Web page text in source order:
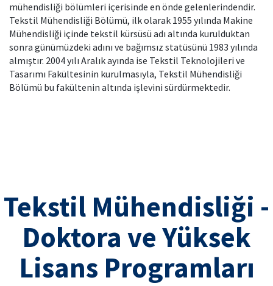
mühendisliği bölümleri içerisinde en önde gelenlerindendir.
Tekstil Mühendisliği Bölümü, ilk olarak 1955 yılında Makine
Mühendisliği içinde tekstil kürsüsü adı altında kurulduktan
sonra günümüzdeki adını ve bağımsız statüsünü 1983 yılında
almıştır. 2004 yılı Aralık ayında ise Tekstil Teknolojileri ve
Tasarımı Fakültesinin kurulmasıyla, Tekstil Mühendisliği
Bölümü bu fakültenin altında işlevini sürdürmektedir.
Tekstil Mühendisliği -
Doktora ve Yüksek
Lisans Programları